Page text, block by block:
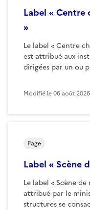
Label «
»
Le label « Centre
est attribué aux
dirigées par un ou
Modifié le06 août 2026
Label « Scène
Le label « Scène
attribué par le
structures se
Page